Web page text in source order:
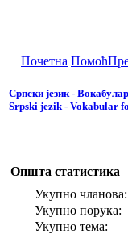
Почетна Помоћ
Српски језик -
Srpski jezik - Vokabular
Општа статистика
Укупно чланова:
Укупно порука:
Укупно тема: